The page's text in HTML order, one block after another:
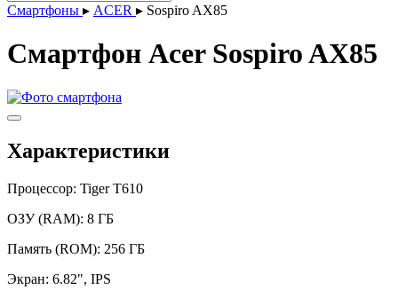
Смартфоны ▸ ACER ▸ Sospiro AX85
Смартфон Acer Sospiro AX85
Характеристики
Процессор: Tiger T610
ОЗУ (RAM): 8 ГБ
Память (ROM): 256 ГБ
Экран: 6.82", IPS